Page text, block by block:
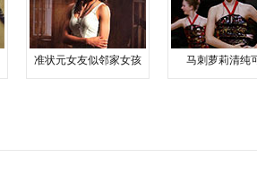
准状元女友似邻家女孩 马刺萝莉清纯